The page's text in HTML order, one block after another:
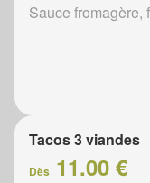
Sauce fromagère,
Tacos 3 viandes
Dès 11.00 €